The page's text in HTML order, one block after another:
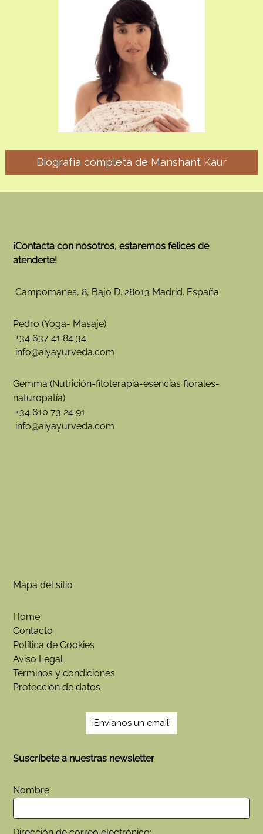
Biografía completa de Manshant Kaur
¡Contacta con nosotros, estaremos felices de
atenderte!
Campomanes, 8, Bajo D. 28013 Madrid. España
Pedro (Yoga- Masaje)
+34 637 41 84 34
info@aiyayurveda.com
Gemma (Nutrición-fitoterapia-esencias florales-
naturopatía)
+34 610 73 24 91
info@aiyayurveda.com
Mapa del sitio
Home
Contacto
Política de Cookies
Aviso Legal
Términos y condiciones
Protección de datos
¡Envianos un email!
Suscríbete a nuestras newsletter
Nombre